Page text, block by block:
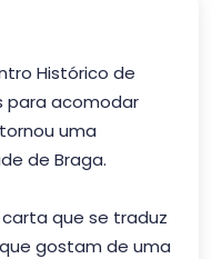
Histórico de
para acomodar
uma
de Braga.
que se traduz
gostam de uma